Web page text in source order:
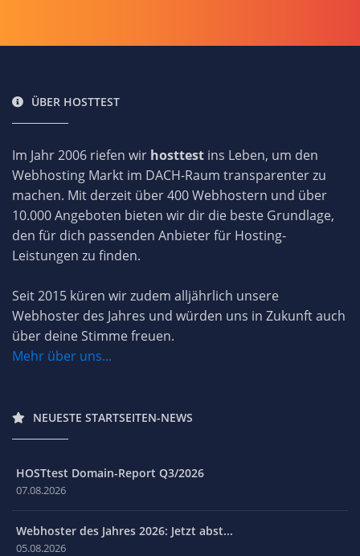
ÜBER HOSTTEST
Im Jahr 2006 riefen wir hosttest ins Leben, um den
Webhosting Markt im DACH-Raum transparenter zu
machen. Mit derzeit über 400 Webhostern und über
10.000 Angeboten bieten wir dir die beste Grundlage,
den für dich passenden Anbieter für Hosting-
Leistungen zu finden.
Seit 2015 küren wir zudem alljährlich unsere
Webhoster des Jahres und würden uns in Zukunft auch
über deine Stimme freuen.
Mehr über uns...
NEUESTE STARTSEITEN-NEWS
HOSTtest Domain-Report Q3/2026
07.08.2026
Webhoster des Jahres 2026: Jetzt abst...
05.08.2026